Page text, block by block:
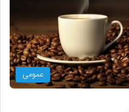
عمومی